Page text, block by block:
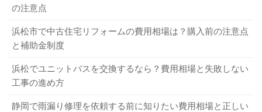
の注意点
浜松市で中古住宅リフォームの費用相場は？購入前の注意点
と補助金制度
浜松でユニットバスを交換するなら？費用相場と失敗しない
工事の進め方
静岡で雨漏り修理を依頼する前に知りたい費用相場と正しい